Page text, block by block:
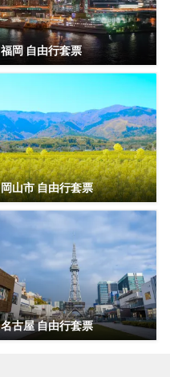
福岡 自由行套票
岡山市 自由行套票
名古屋 自由行套票